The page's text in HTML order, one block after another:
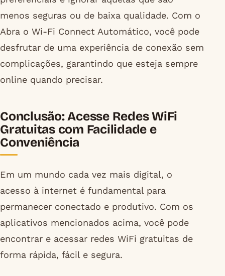
menos seguras ou de baixa qualidade. Com o
Abra o Wi-Fi Connect Automático, você pode
desfrutar de uma experiência de conexão sem
complicações, garantindo que esteja sempre
online quando precisar.
Conclusão: Acesse Redes WiFi
Gratuitas com Facilidade e
Conveniência
Em um mundo cada vez mais digital, o
acesso à internet é fundamental para
permanecer conectado e produtivo. Com os
aplicativos mencionados acima, você pode
encontrar e acessar redes WiFi gratuitas de
forma rápida, fácil e segura.